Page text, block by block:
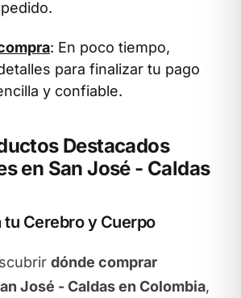
: En poco tiempo,
para finalizar tu pago
y confiable.
Destacados
en San José - Caldas
tu Cerebro y Cuerpo
dónde comprar
José - Caldas en Colombia,